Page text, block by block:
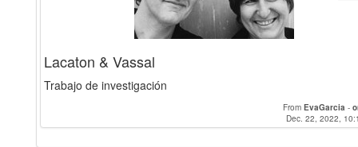
Lacaton & Vassal
Trabajo de investigación
From EvaGarcia -
Dec. 22, 2022,